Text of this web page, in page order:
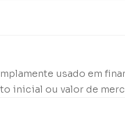
usado em
inicial ou valor de